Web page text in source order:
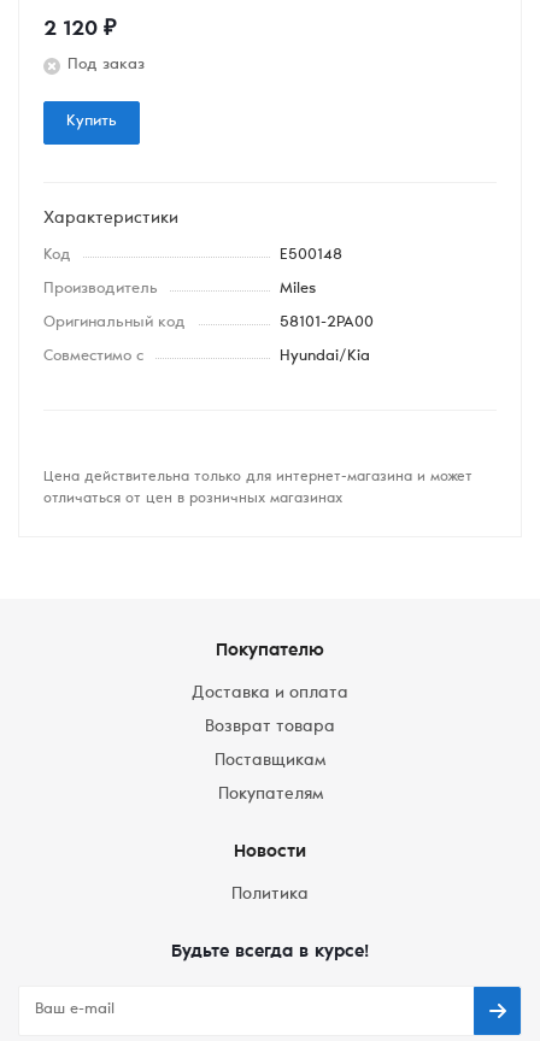
2 120 ₽
Под заказ
Купить
Характеристики
Код E500148
Производитель Miles
Оригинальный код 58101-2PA00
Совместимо с Hyundai/Kia
Цена действительна только для интернет-магазина и может
отличаться от цен в розничных магазинах
Покупателю
Доставка и оплата
Возврат товара
Поставщикам
Покупателям
Новости
Политика
Будьте всегда в курсе!